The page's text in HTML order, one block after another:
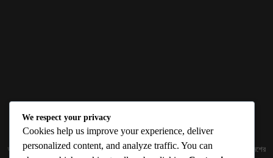
ABOUT US
জ্ঞান বিজ্ঞানের উৎকর্ষ আমাদের প্রভাবিত করে। আলোকিত করে। সেই আলো কে ধারণ কর দেশ ও বিদেশের
We respect your privacy
Cookies help us improve your experience, deliver
personalized content, and analyze traffic. You can